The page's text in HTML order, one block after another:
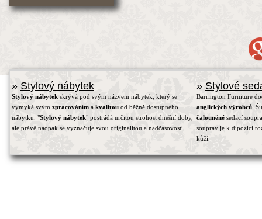
» Stylový nábytek
Stylový nábytek skrývá pod svým názvem nábytek, který se
vymyká svým zpracováním a kvalitou od běžně dostupného
nábytku. "Stylový nábytek" postrádá určitou strohost dnešní doby,
ale právě naopak se vyznačuje svou originalitou a nadčasovostí.
» Stylové
Barrington Furniture
anglických výrobců.
čalouněnésedací
souprav je k dipozici
kůží.